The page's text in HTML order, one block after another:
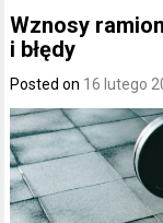
Wznosy
i błędy
Posted on 16 lutego